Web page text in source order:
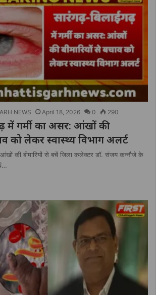
NEWS April 18, 2026 0 290
में गर्मी का असर: आंखों की
को लेकर स्वास्थ्य विभाग अलर्ट
आंखों की बीमारियों से बचें जिला कलेक्टर डॉ. संजय कन्नौजे के